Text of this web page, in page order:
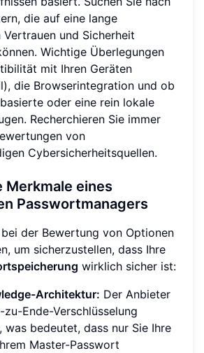
die auf eine lange
und Sicherheit
Wichtige Überlegungen
mit Ihren Geräten
die Browserintegration und ob
oder eine rein lokale
Recherchieren Sie immer
von
Cybersicherheitsquellen.
Merkmale eines
Passwortmanagers
der Bewertung von Optionen
um sicherzustellen, dass Ihre
wirklich sicher ist:
Architektur: Der Anbieter
zu-Ende-Verschlüsselung
was bedeutet, dass nur Sie Ihre
Master-Passwort